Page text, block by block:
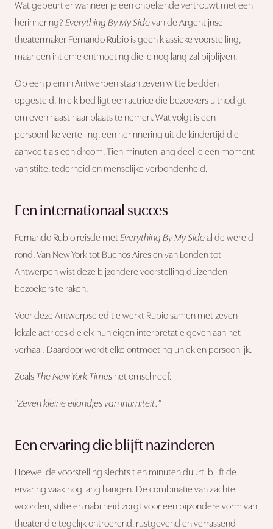
Wat gebeurt er wanneer je een onbekende vertrouwt met een
herinnering? Everything By My Sidevan de Argentijnse
theatermaker Fernando Rubio is geen klassieke voorstelling,
maar een intieme ontmoeting die je nog lang zal bijblijven.
Op een plein in Antwerpen staan zeven witte bedden
opgesteld. In elk bed ligt een actrice die bezoekers uitnodigt
om even naast haar plaats te nemen. Wat volgt is een
persoonlijke vertelling, een herinnering uit de kindertijd die
aanvoelt als een droom. Tien minuten lang deel je een moment
van stilte, tederheid en menselijke verbondenheid.
Een internationaal succes
Fernando Rubio reisde metEverything By My Sideal de wereld
rond. Van New York tot Buenos Aires en van Londen tot
Antwerpen wist deze bijzondere voorstelling duizenden
bezoekers te raken.
Voor deze Antwerpse editie werkt Rubio samen met zeven
lokale actrices die elk hun eigen interpretatie geven aan het
verhaal. Daardoor wordt elke ontmoeting uniek en persoonlijk.
Zoals The New York Times het omschreef:
"Zeven kleine eilandjes van intimiteit."
Een ervaring die blijft nazinderen
Hoewel de voorstelling slechts tien minuten duurt, blijft de
ervaring vaak nog lang hangen. De combinatie van zachte
woorden, stilte en nabijheid zorgt voor een bijzondere vorm van
theater die tegelijk ontroerend, rustgevend en verrassend